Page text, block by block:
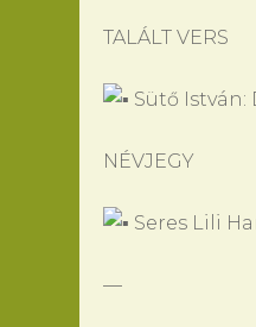
TALÁLT VERS
Sütő
NÉVJEGY
Seres Lili
—